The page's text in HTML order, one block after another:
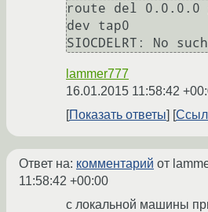
route del 0.0.0.0
dev tap0
lammer777
16.01.2015 11:58:42
Показать ответы
Ответ на: комментарий от
11:58:42 +00:00
с локальной машины